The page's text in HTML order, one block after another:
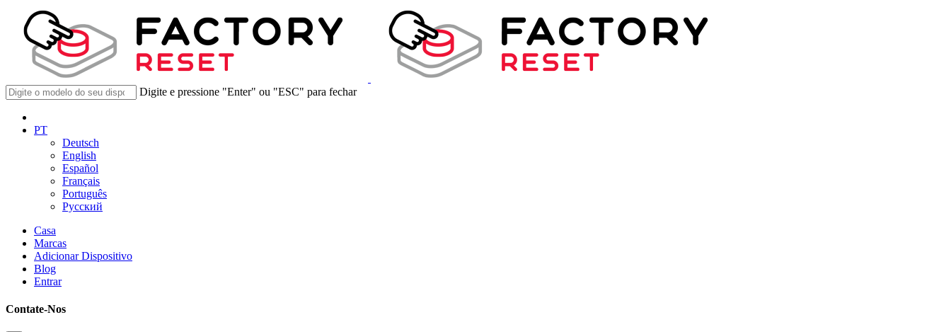
Digite e pressione "Enter" ou "ESC" para fechar
PT
Deutsch
English
Español
Français
Português
Русский
Casa
Marcas
Adicionar Dispositivo
Blog
Entrar
Contate-Nos